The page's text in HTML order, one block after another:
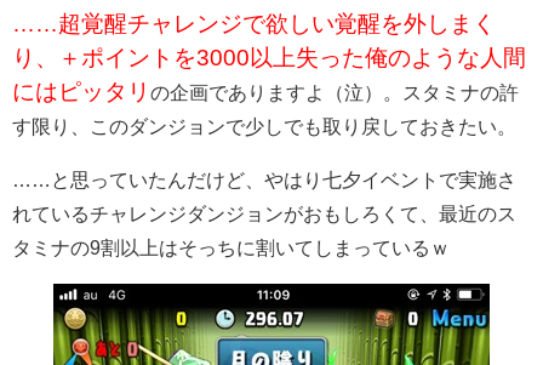
……超覚醒チャレンジで欲しい覚醒を外しまく
り、＋ポイントを3000 以上失った俺のような人間
にはピッタリ の企画でありますよ（泣）。スタミナの許
す限り、このダンジョンで少しでも取り戻しておきたい。
……と思っていたんだけど、やはり七夕イベントで実施さ
れているチャレンジダンジョンがおもしろくて、最近のス
タミナの9割以上はそっちに割いてしまっているｗ